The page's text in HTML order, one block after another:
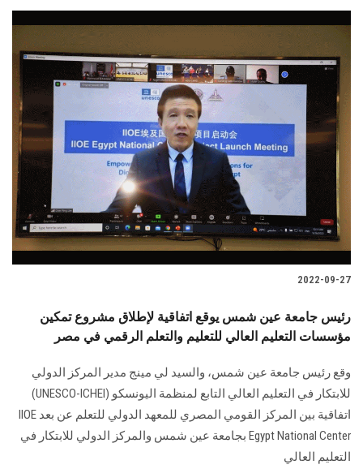
2022-09-27
رئيس جامعة عين شمس يوقع اتفاقية لإطلاق مشروع تمكين
مؤسسات التعليم العالي للتعليم والتعلم الرقمي في مصر
وقع رئيس جامعة عين شمس، والسيد لي مينج مدير المركز الدولي
للابتكار في التعليم العالي التابع لمنظمة اليونسكو (UNESCO-ICHEI)
اتفاقية بين المركز القومي المصري للمعهد الدولي للتعلم عن بعد IIOE
Egypt National Center بجامعة عين شمس والمركز الدولي للابتكار في
التعليم العالي